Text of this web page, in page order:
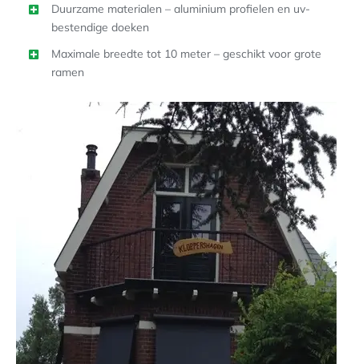
Duurzame materialen – aluminium profielen en uv-
bestendige doeken
Maximale breedte tot 10 meter – geschikt voor grote
ramen